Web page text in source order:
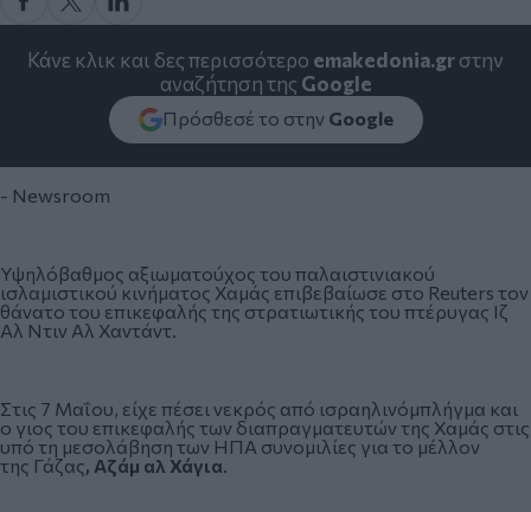
Κάνε κλικ και δες περισσότερο emakedonia.grστην
αναζήτηση της Google
Πρόσθεσέ το στην Google
- Newsroom
Υψηλόβαθμος αξιωματούχος του παλαιστινιακού
ισλαμιστικού κινήματος Χαμάς επιβεβαίωσε στο Reuters τον
θάνατο του επικεφαλής της στρατιωτικής του πτέρυγας Ιζ
Αλ Ντιν Αλ Χαντάντ.
Στις 7 Μαΐου, είχε πέσει νεκρός από ισραηλινόμπλήγμα και
ο γιος του επικεφαλής των διαπραγματευτών της Χαμάς στις
υπό τη μεσολάβηση των ΗΠΑ συνομιλίες για το μέλλον
της Γάζας, Αζάμ αλ Χάγια.